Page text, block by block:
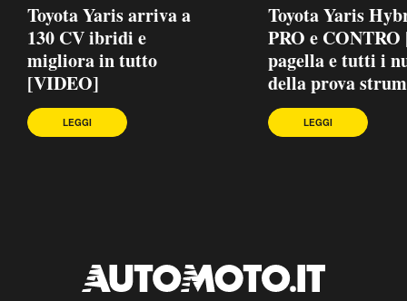
Toyota Yaris arriva a
130 CV ibridi e
migliora in tutto
[VIDEO]
LEGGI
Toyota Yaris
PRO e CONTRO
pagella e tutti i
della prova
LEGGI